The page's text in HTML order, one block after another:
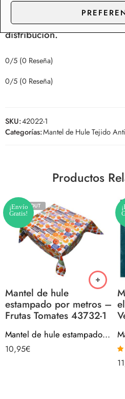
Somos fabricantes de
contacte con nosotros
distribución.
0/5 (0 Reseña)
0/5 (0 Reseña)
SKU:42022-1
Categorías:Mantel de Hule Tejido
Productos
¡Envío
Gratis!
SOLD OUT
Mantel de hule
estampado por metros –
Frutas Tomates 43732-1
Mantel de hule estampado por metros – Frutas Tomates 43732-1
10,95€